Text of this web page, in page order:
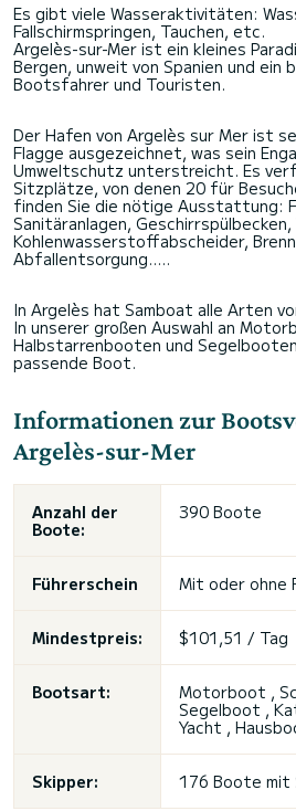
Es gibt viele Wasseraktivitäten:
Fallschirmspringen, Tauchen, etc.
Argelès-sur-Mer ist ein kleines
Bergen, unweit von Spanien und ein
Bootsfahrer und Touristen.
Der Hafen von Argelès sur Mer ist
Flagge ausgezeichnet, was sein
Umweltschutz unterstreicht. Es
Sitzplätze, von denen 20 für
finden Sie die nötige Ausstattung:
Sanitäranlagen, Geschirrspülbecken,
Kohlenwasserstoffabscheider,
Abfallentsorgung.....
In Argelès hat Samboat alle Arten
In unserer großen Auswahl an
Halbstarrenbooten und
passende Boot.
Informationen zur
Argelès-sur-Mer
Anzahl der
Boote:
390 Boote
Führerschein Mit oder ohne
Mindestpreis: $101,51 / Tag
Bootsart:
Motorboot ,
Segelboot ,
Yacht ,
Skipper: 176 Boote mit